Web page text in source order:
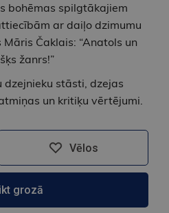
bohēmas spilgtākajiem
ar daiļo dzimumu
Čaklais: “Anatols un
žanrs!”
stāsti, dzejas
un kritiķu vērtējumi.
Vēlos
grozā